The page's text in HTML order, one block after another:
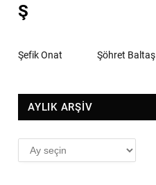
Ş
Şefik Onat Şöhret Baltaş
AYLIK ARŞİV
AYLIK
ARŞİV